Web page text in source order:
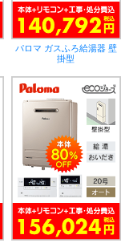
パロマ ガスふろ給湯器 壁
掛型